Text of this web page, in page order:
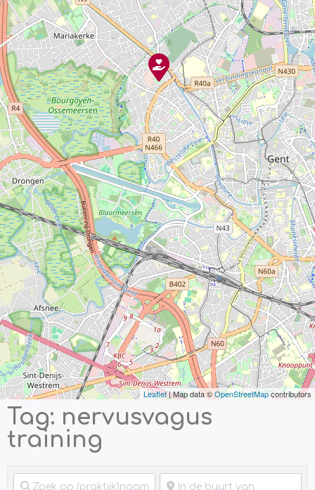
Leaflet| Map data ©OpenStreetMapcontributors
Tag: nervusvagus
training